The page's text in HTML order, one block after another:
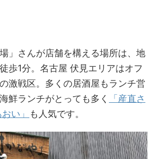
」さんが店舗を構える場所は、地
歩1分。名古屋 伏見エリアはオフ
激戦区。多くの居酒屋もランチ営
鮮ランチがとっても多く
「産直さ
い」
も人気です。